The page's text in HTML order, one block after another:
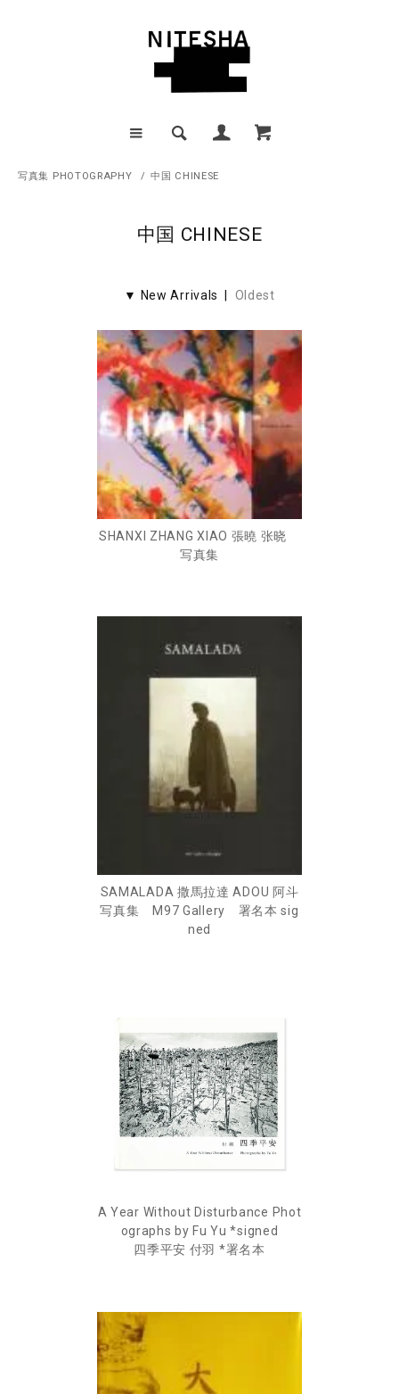
写真集 PHOTOGRAPHY / 中国 CHINESE
中国 CHINESE
▼ New Arrivals | Oldest
SHANXI ZHANG XIAO 張曉 张晓
写真集
SAMALADA 撒馬拉達 ADOU 阿斗
写真集 M97 Gallery 署名本 sig
ned
A Year Without Disturbance Phot
ographs by Fu Yu *signed
四季平安 付羽 *署名本